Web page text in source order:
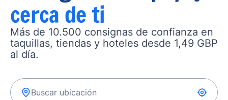
cerca de ti
Más de 10.500 consignas de confianza en
taquillas, tiendas y hoteles desde 1,49 GBP
al día.